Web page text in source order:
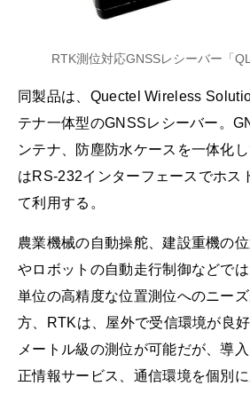
RTK測位対応GNSSレシーバー「
同製品は、Quectel Wireless
テナ一体型のGNSSレシーバー。
ンテナ、防塵防水ケースを一体化
はRS-232インターフェースでホス
て利用する。
農業機械の自動操舵、建設重機の
やロボットの自動走行制御などで
単位の高精度な位置測位へのニー
方、RTKは、屋外で受信環境が良
メートル級の測位が可能だが、導
正情報サービス、通信環境を個別